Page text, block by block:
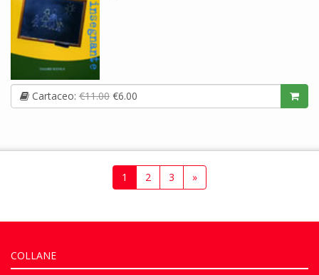
Cartaceo: €11.00 €6.00
1 2 3 »
COLLANE